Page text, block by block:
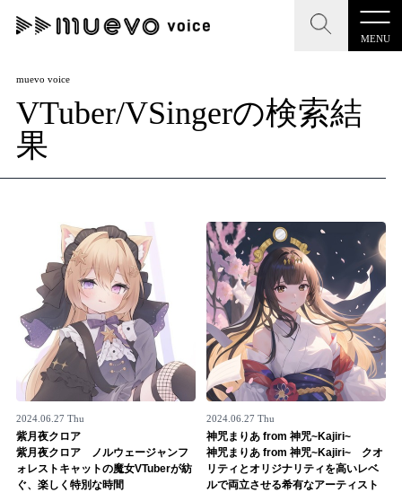
MENU
CLOSE
記事を検索する
人気ワード
#男性SSW #ポップス #女性SSW #ロック
#男性シンガー #HR/HM #女性シンガー
#ヒップホップ #男性シンガーグループ #R&B/ソウル
CLOSE
muevo media
"読者の声を形にする”音楽特化メディア
記事一覧
プレスリリース一覧
会社概要
お問い合わせ
記事リクエスト
ログイン
muevo voice
VTuber/VSingerの検索結
果
2024.06.27 Thu
紫月夜クロア
紫月夜クロア ノルウェージャンフ
ォレストキャットの魔女VTuberが紡
ぐ、楽しく特別な時間
2024.06.27 Thu
神咒まりあ from 神咒~Kajiri~
神咒まりあ from 神咒~Kajiri~ クオ
リティとオリジナリティを高いレベ
ルで両立させる希有なアーティスト